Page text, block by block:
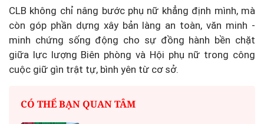
CLB không chỉ nâng bước phụ nữ khẳng định mình, mà
còn góp phần dựng xây bản làng an toàn, văn minh -
minh chứng sống động cho sự đồng hành bền chặt
giữa lực lượng Biên phòng và Hội phụ nữ trong công
cuộc giữ gìn trật tự, bình yên từ cơ sở.
CÓ THỂ BẠN QUAN TÂM